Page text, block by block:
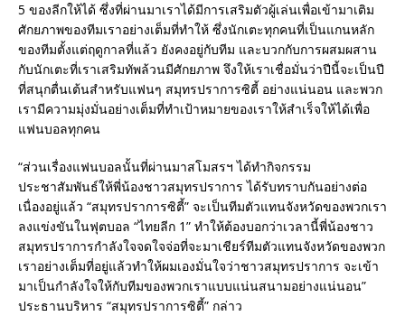
5 ของลีกให้ได้ ซึ่งที่ผ่านมาเราได้มีการเสริมตัวผู้เล่นเพื่อเข้ามาเติม
ศักยภาพของทีมเราอย่างเต็มที่ทำให้ ซึ่งนักเตะทุกคนที่เป็นแกนหลัก
ของทีมตั้งแต่ฤดูกาลที่แล้ว ยังคงอยู่กับทีม และบวกกับการผสมผสาน
กับนักเตะที่เราเสริมทัพล้วนมีศักยภาพ จึงให้เราเชื่อมั่นว่าปีนี้จะเป็นปี
ที่สนุกตื่นเต้นสำหรับแฟนๆ สมุทรปราการซิตี้ อย่างแน่นอน และพวก
เรามีความมุ่งมั่นอย่างเต็มที่ทำเป้าหมายของเราให้สำเร็จให้ได้เพื่อ
แฟนบอลทุกคน
“ส่วนเรื่องแฟนบอลนั้นที่ผ่านมาสโมสรฯ ได้ทำกิจกรรม
ประชาสัมพันธ์ให้พี่น้องชาวสมุทรปราการ ได้รับทราบกันอย่างต่อ
เนื่องอยู่แล้ว “สมุทรปราการซิตี้” จะเป็นทีมตัวแทนจังหวัดของพวกเรา
ลงแข่งขันในฟุตบอล “ไทยลีก 1” ทำให้ต้องบอกว่าเวลานี้พี่น้องชาว
สมุทรปราการกำลังใจจดใจจ่อที่จะมาเชียร์ทีมตัวแทนจังหวัดของพวก
เราอย่างเต็มที่อยู่แล้วทำให้ผมเองมั่นใจว่าชาวสมุทรปราการ จะเข้า
มาเป็นกำลังใจให้กับทีมของพวกเราแบบแน่นสนามอย่างแน่นอน”
ประธานบริหาร “สมุทรปราการซิตี้” กล่าว